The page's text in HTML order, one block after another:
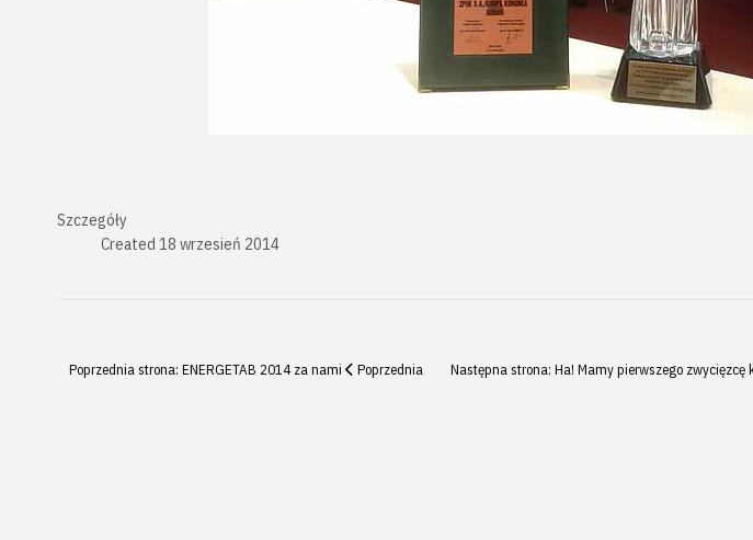
Szczegóły
Created 18 wrzesień 2014
Poprzednia strona: ENERGETAB 2014 za nami Poprzednia Następna strona: Ha! Mamy pierwszego zwycięzcę